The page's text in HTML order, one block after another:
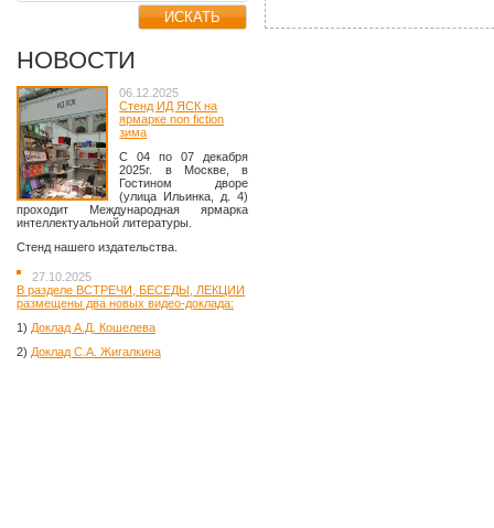
НОВОСТИ
06.12.2025
Стенд ИД ЯСК на
ярмарке non fiction
зима
C 04 по 07 декабря
2025г. в Москве, в
Гостином дворе
(улица Ильинка, д. 4)
проходит Международная ярмарка
интеллектуальной литературы.
Стенд нашего издательства.
27.10.2025
В разделе ВСТРЕЧИ, БЕСЕДЫ, ЛЕКЦИИ
размещены два новых видео-доклада:
1) Доклад А.Д. Кошелева
2) Доклад С.А. Жигалкина